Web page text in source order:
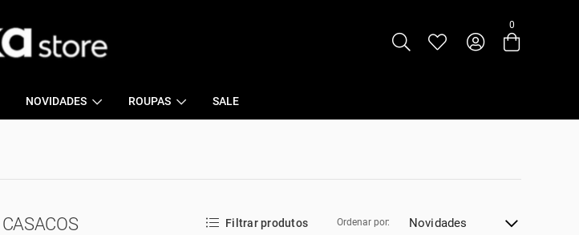
Entre com email ou cpf/cnpj
0
NOVIDADES ROUPAS SALE
CASACOS Filtrar produtos Novidades
Ordenar por: